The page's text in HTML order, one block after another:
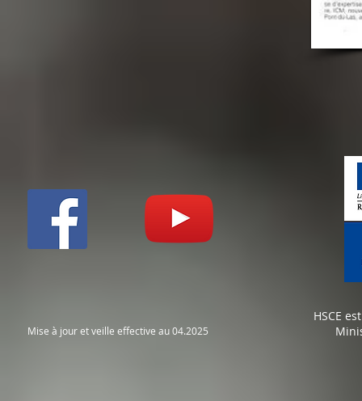
Mise à jour et veille effective au 04.2025
HSCE